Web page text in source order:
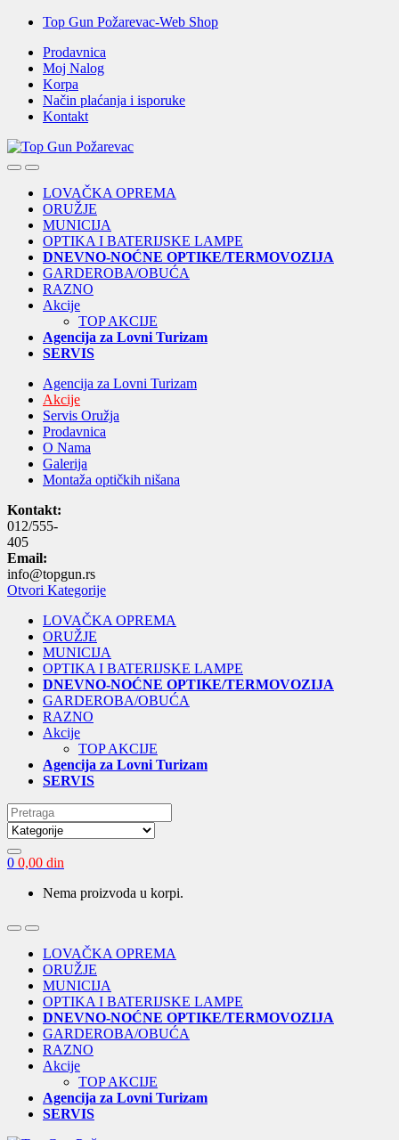
Skip
navigation
Skip
content
Top Gun Požarevac-Web Shop
Prodavnica
Moj Nalog
Korpa
Način plaćanja i isporuke
Kontakt
OpenClose
LOVAČKA OPREMA
ORUŽJE
MUNICIJA
OPTIKA I BATERIJSKE LAMPE
DNEVNO-NOĆNE OPTIKE/TERMOVOZIJA
GARDEROBA/OBUĆA
RAZNO
Akcije
TOP AKCIJE
Agencija za Lovni Turizam
SERVIS
Agencija za Lovni Turizam
Akcije
Servis Oružja
Prodavnica
O Nama
Galerija
Montaža optičkih nišana
Kontakt:
012/555-
405
Email:
info@topgun.rs
Otvori Kategorije
LOVAČKA OPREMA
ORUŽJE
MUNICIJA
OPTIKA I BATERIJSKE LAMPE
DNEVNO-NOĆNE OPTIKE/TERMOVOZIJA
GARDEROBA/OBUĆA
RAZNO
Akcije
TOP AKCIJE
Agencija za Lovni Turizam
SERVIS
Search
for:
0 0,00 din
Nema proizvoda u korpi.
OpenClose
LOVAČKA OPREMA
ORUŽJE
MUNICIJA
OPTIKA I BATERIJSKE LAMPE
DNEVNO-NOĆNE OPTIKE/TERMOVOZIJA
GARDEROBA/OBUĆA
RAZNO
Akcije
TOP AKCIJE
Agencija za Lovni Turizam
SERVIS